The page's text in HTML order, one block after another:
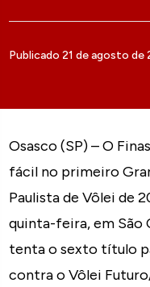
Publicado 21 de agosto de
Osasco (SP) – O
fácil no primeiro
Paulista de Vôlei de
quinta-feira, em São
tenta o sexto título
contra o Vôlei